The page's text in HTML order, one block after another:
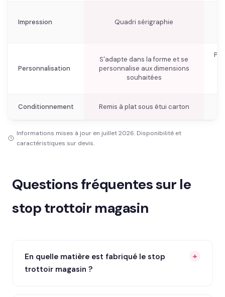
Impression Quadri sérigraphie
Personnalisation
S'adapte dans la forme et se
personnalise aux dimensions
souhaitées
Conditionnement Remis à plat sous étui carton
Informations mises à jour en juillet 2026. Disponibilité et
caractéristiques sur devis.
Questions fréquentes sur le
stop trottoir magasin
En quelle matière est fabriqué le stop
trottoir magasin ?